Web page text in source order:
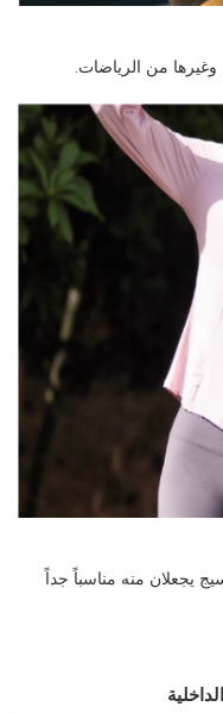
وغيرها من الرياضات.
يجعلان منه مناسباً جداً